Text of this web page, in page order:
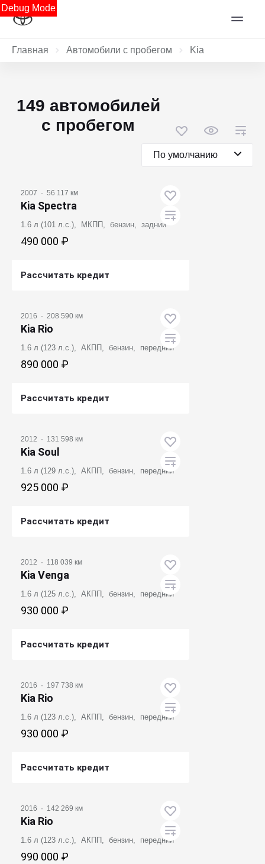
Debug Mode
Главная Автомобили с пробегом Kia
149 автомобилей
с пробегом
По умолчанию
2007 · 56 117 км
Kia Spectra
1.6 л (101 л.с.), МКПП, бензин, задний
490 000 ₽
Рассчитать кредит
2016 · 208 590 км
Kia Rio
1.6 л (123 л.с.), АКПП, бензин, передний
890 000 ₽
Рассчитать кредит
2012 · 131 598 км
Kia Soul
1.6 л (129 л.с.), АКПП, бензин, передний
925 000 ₽
Рассчитать кредит
2012 · 118 039 км
Kia Venga
1.6 л (125 л.с.), АКПП, бензин, передний
930 000 ₽
Рассчитать кредит
2016 · 197 738 км
Kia Rio
1.6 л (123 л.с.), АКПП, бензин, передний
930 000 ₽
Рассчитать кредит
2016 · 142 269 км
Kia Rio
1.6 л (123 л.с.), АКПП, бензин, передний
990 000 ₽